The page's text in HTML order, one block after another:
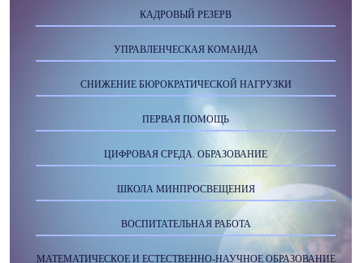
КАДРОВЫЙ РЕЗЕРВ
УПРАВЛЕНЧЕСКАЯ КОМАНДА
СНИЖЕНИЕ БЮРОКРАТИЧЕСКОЙ НАГРУЗКИ
ПЕРВАЯ ПОМОЩЬ
ЦИФРОВАЯ СРЕДА. ОБРАЗОВАНИЕ
ШКОЛА МИНПРОСВЕЩЕНИЯ
ВОСПИТАТЕЛЬНАЯ РАБОТА
МАТЕМАТИЧЕСКОЕ И ЕСТЕСТВЕННО-НАУЧНОЕ ОБРАЗОВАНИЕ